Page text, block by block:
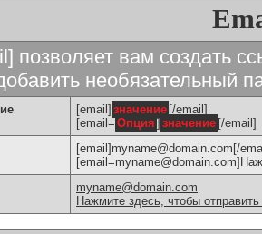
позволяет вам создать
необязательный
[email] значение [/email]
[email= Опция ] значение [/email]
[email]myname@domain.com[/
myname@domain.com
Нажмите здесь, чтобы